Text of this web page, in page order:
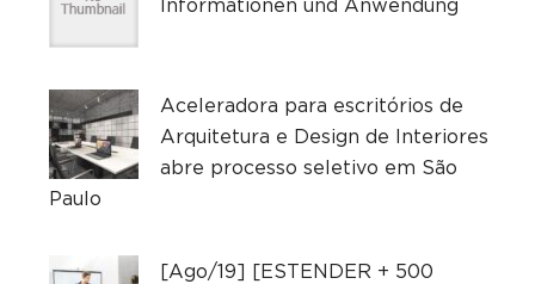
Informationen und Anwendung
Aceleradora para escritórios de
Arquitetura e Design de Interiores
abre processo seletivo em São
Paulo
[Ago/19] [ESTENDER + 500